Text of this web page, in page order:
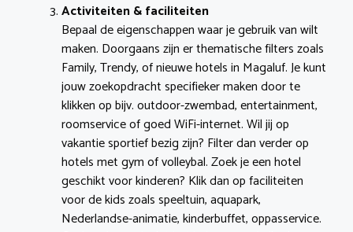
Activiteiten & faciliteiten
Bepaal de eigenschappen waar je gebruik van wilt
maken. Doorgaans zijn er thematische filters zoals
Family, Trendy, of nieuwe hotels in Magaluf. Je kunt
jouw zoekopdracht specifieker maken door te
klikken op bijv. outdoor-zwembad, entertainment,
roomservice of goed WiFi-internet. Wil jij op
vakantie sportief bezig zijn? Filter dan verder op
hotels met gym of volleybal. Zoek je een hotel
geschikt voor kinderen? Klik dan op faciliteiten
voor de kids zoals speeltuin, aquapark,
Nederlandse-animatie, kinderbuffet, oppasservice.